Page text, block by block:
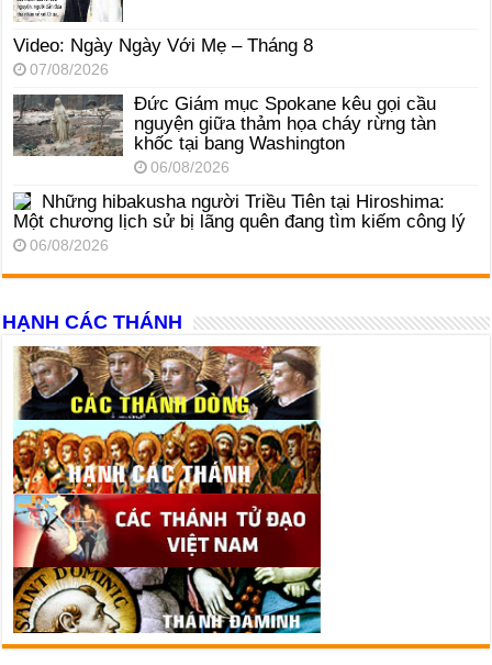
Video: Ngày Ngày Với Mẹ – Tháng 8
07/08/2026
Đức Giám mục Spokane kêu gọi cầu
nguyện giữa thảm họa cháy rừng tàn
khốc tại bang Washington
06/08/2026
Những hibakusha người Triều Tiên tại Hiroshima:
Một chương lịch sử bị lãng quên đang tìm kiếm công lý
06/08/2026
HẠNH CÁC THÁNH